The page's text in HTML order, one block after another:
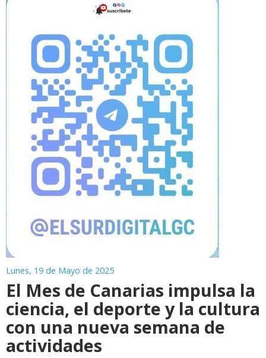
Lunes, 19 de Mayo de 2025
El Mes de Canarias impulsa la
ciencia, el deporte y la cultura
con una nueva semana de
actividades